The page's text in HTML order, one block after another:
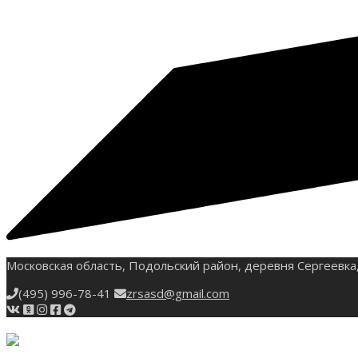
Московская область, Подольский район, деревня
(495) 996-78-41
zrsasd@gmail.com